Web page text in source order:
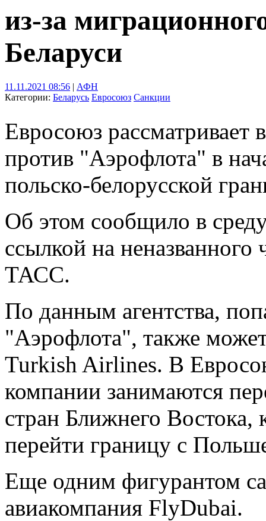
из-за
Беларуси
11.11.2021 08:56 | АФН
Категории: Беларусь Евросоюз Санкции
Евросоюз рассматривает
против "Аэрофлота" в
польско-белорусской
Об этом сообщило в
ссылкой на
ТАСС.
По данным агентства,
"Аэрофлота", также
Turkish Airlines. В
компании занимаются
стран Ближнего Востока,
перейти границу с
Еще одним фигурантом
авиакомпания FlyDubai.